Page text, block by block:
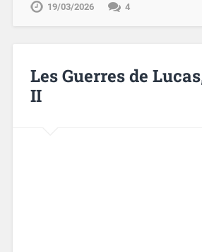
19/03/2026 4
Les Guerres de
II